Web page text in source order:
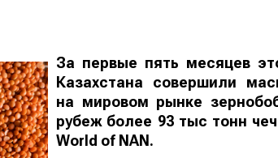
За первые пять месяцев
Казахстана совершили
на мировом рынке
рубеж более 93 тыс тонн
World of NAN .